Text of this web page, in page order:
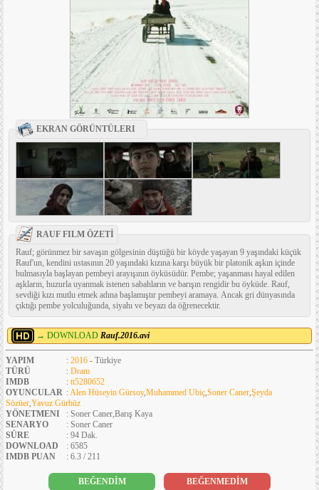
EKRAN GÖRÜNTÜLERI
RAUF FILM ÖZETİ
Rauf; görünmez bir savaşın gölgesinin düştüğü bir köyde yaşayan 9 yaşındaki küçük
Rauf'un, kendini ustasının 20 yaşındaki kızına karşı büyük bir platonik aşkın içinde
bulmasıyla başlayan pembeyi arayışının öyküsüdür. Pembe; yaşanması hayal edilen
aşkların, huzurla uyanmak istenen sabahların ve barışın rengidir bu öyküde. Rauf,
sevdiği kızı mutlu etmek adına başlamıştır pembeyi aramaya. Ancak gri dünyasında
çıktığı pembe yolculuğunda, siyahı ve beyazı da öğrenecektir.
→ DOWNLOAD Rauf.2016.avi
YAPIM : 2016 - Türkiye
TÜRÜ
: Dram
IMDB
: tt5280652
OYUNCULAR :Alen Hüseyin Gürsoy,Muhammed Ubiç,Soner Caner,Şeyda
Sözüer,Yavuz Gürbüz
YÖNETMENI
: Soner Caner,Barış Kaya
SENARYO
: Soner Caner
SÜRE
: 94 Dak.
DOWNLOAD
: 6585
IMDB PUAN
: 6.3 / 211
BEĞENDİM
BEĞENMEDİM